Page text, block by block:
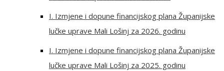
I. Izmjene i dopune financijskog plana Županijske
lučke uprave Mali Lošinj za 2026. godinu
I. Izmjene i dopune financijskog plana Županijske
lučke uprave Mali Lošinj za 2025. godinu